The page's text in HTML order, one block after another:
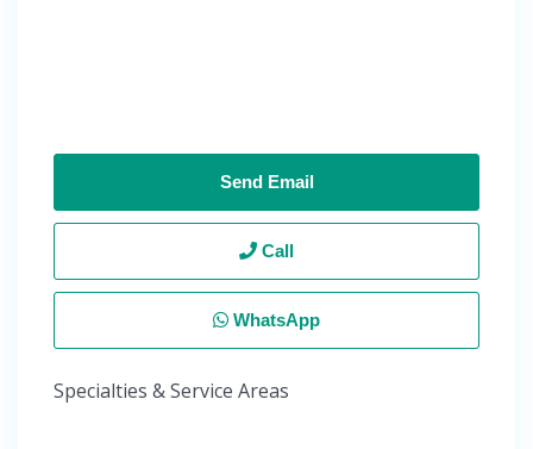
Send Email
Call
WhatsApp
Specialties & Service Areas